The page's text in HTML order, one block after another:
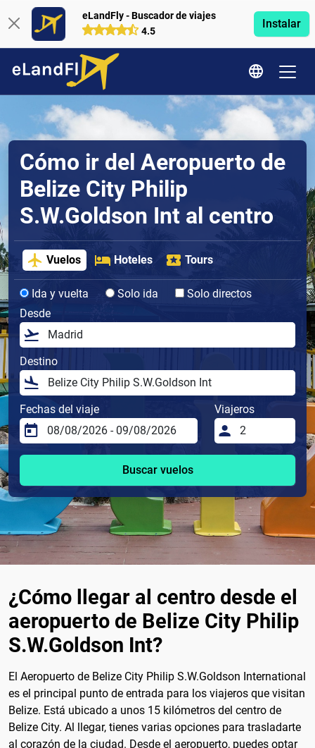
eLandFly - Buscador de viajes
4.5
Instalar
Cómo ir del Aeropuerto de
Belize City Philip
S.W.Goldson Int al centro
Vuelos Hoteles Tours
Ida y vuelta Solo ida
Solo directos
Desde
Destino
Fechas del viaje Viajeros
Buscar vuelos
¿Cómo llegar al centro desde el
aeropuerto de Belize City Philip
S.W.Goldson Int?
El Aeropuerto de Belize City Philip S.W.Goldson International
es el principal punto de entrada para los viajeros que visitan
Belize. Está ubicado a unos 15 kilómetros del centro de
Belize City. Al llegar, tienes varias opciones para trasladarte
al corazón de la ciudad. Desde el aeropuerto, puedes optar